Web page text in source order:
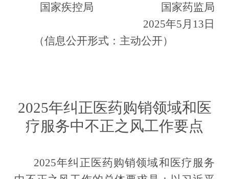
国家疾控局
国家药监局
2025年5月 13 日
（信息公开形式：主动公开）
2025年纠正医药购销领域和医
疗服务中不正之风工作要点
2025年纠正医药购销领域和医疗服务